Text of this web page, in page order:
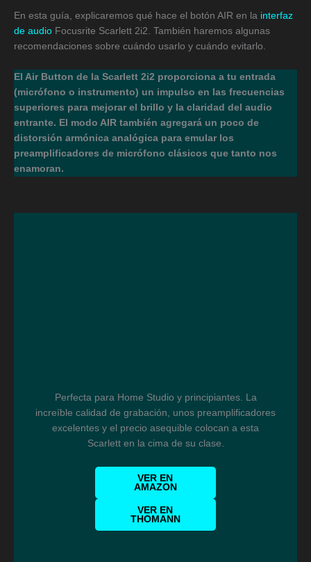
En esta guía, explicaremos qué hace el botón AIR en la interfaz
de audio Focusrite Scarlett 2i2. También haremos algunas
recomendaciones sobre cuándo usarlo y cuándo evitarlo.
El Air Button de la Scarlett 2i2 proporciona a tu entrada
(micrófono o instrumento) un impulso en las frecuencias
superiores para mejorar el brillo y la claridad del audio
entrante. El modo AIR también agregará un poco de
distorsión armónica analógica para emular los
preamplificadores de micrófono clásicos que tanto nos
enamoran.
Perfecta para Home Studio y principiantes. La
increíble calidad de grabación, unos preamplificadores
excelentes y el precio asequible colocan a esta
Scarlett en la cima de su clase.
VER EN
AMAZON
VER EN
THOMANN